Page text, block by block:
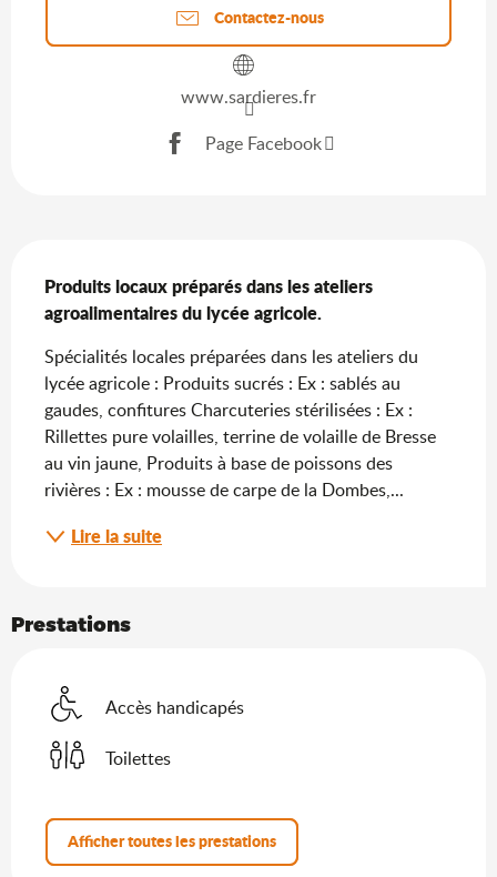
Contactez-nous
www.sardieres.fr
Page Facebook
Produits locaux préparés dans les ateliers
agroalimentaires du lycée agricole.
Spécialités locales préparées dans les ateliers du
lycée agricole : Produits sucrés : Ex : sablés au
gaudes, confitures Charcuteries stérilisées : Ex :
Rillettes pure volailles, terrine de volaille de Bresse
au vin jaune, Produits à base de poissons des
rivières : Ex : mousse de carpe de la Dombes,...
Lire la suite
Prestations
Accès handicapés
Toilettes
Afficher toutes les prestations